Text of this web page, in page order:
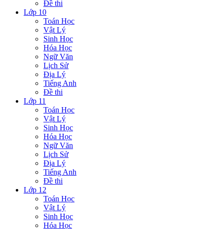
Đề thi
Lớp 10
Toán Học
Vật Lý
Sinh Học
Hóa Học
Ngữ Văn
Lịch Sử
Địa Lý
Tiếng Anh
Đề thi
Lớp 11
Toán Học
Vật Lý
Sinh Học
Hóa Học
Ngữ Văn
Lịch Sử
Địa Lý
Tiếng Anh
Đề thi
Lớp 12
Toán Học
Vật Lý
Sinh Học
Hóa Học